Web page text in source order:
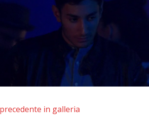
in galleria